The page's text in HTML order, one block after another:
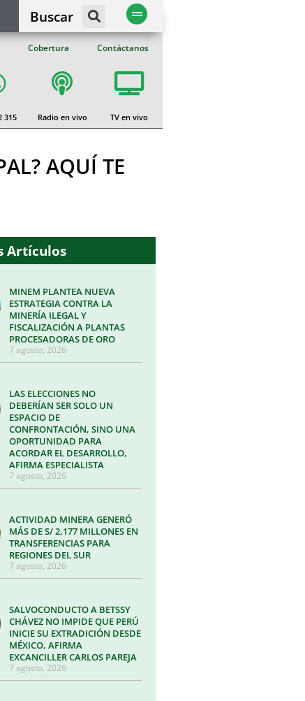
Buscar
Cobertura Contáctanos
315 Radio en vivo TV en vivo
AQUÍ TE
Artículos
MINEM PLANTEA NUEVA
ESTRATEGIA CONTRA LA
MINERÍA ILEGAL Y
FISCALIZACIÓN A PLANTAS
PROCESADORAS DE ORO
7 agosto, 2026
LAS ELECCIONES NO
DEBERÍAN SER SOLO UN
ESPACIO DE
CONFRONTACIÓN, SINO UNA
OPORTUNIDAD PARA
ACORDAR EL DESARROLLO,
AFIRMA ESPECIALISTA
7 agosto, 2026
ACTIVIDAD MINERA GENERÓ
MÁS DE S/ 2,177 MILLONES EN
TRANSFERENCIAS PARA
REGIONES DEL SUR
7 agosto, 2026
SALVOCONDUCTO A BETSSY
CHÁVEZ NO IMPIDE QUE PERÚ
INICIE SU EXTRADICIÓN DESDE
MÉXICO, AFIRMA
EXCANCILLER CARLOS PAREJA
7 agosto, 2026